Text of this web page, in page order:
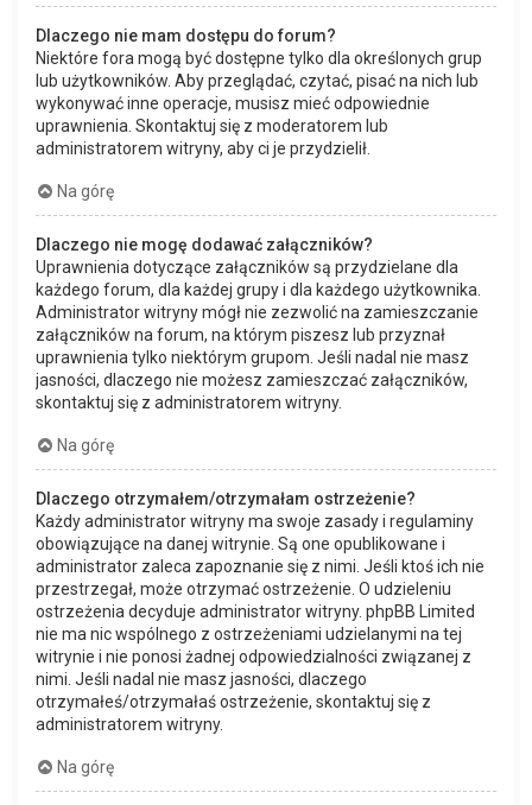
Dlaczego nie mam dostępu do forum?
Niektóre fora mogą być dostępne tylko dla określonych grup
lub użytkowników. Aby przeglądać, czytać, pisać na nich lub
wykonywać inne operacje, musisz mieć odpowiednie
uprawnienia. Skontaktuj się z moderatorem lub
administratorem witryny, aby ci je przydzielił.
Na górę
Dlaczego nie mogę dodawać załączników?
Uprawnienia dotyczące załączników są przydzielane dla
każdego forum, dla każdej grupy i dla każdego użytkownika.
Administrator witryny mógł nie zezwolić na zamieszczanie
załączników na forum, na którym piszesz lub przyznał
uprawnienia tylko niektórym grupom. Jeśli nadal nie masz
jasności, dlaczego nie możesz zamieszczać załączników,
skontaktuj się z administratorem witryny.
Na górę
Dlaczego otrzymałem/otrzymałam ostrzeżenie?
Każdy administrator witryny ma swoje zasady i regulaminy
obowiązujące na danej witrynie. Są one opublikowane i
administrator zaleca zapoznanie się z nimi. Jeśli ktoś ich nie
przestrzegał, może otrzymać ostrzeżenie. O udzieleniu
ostrzeżenia decyduje administrator witryny. phpBB Limited
nie ma nic wspólnego z ostrzeżeniami udzielanymi na tej
witrynie i nie ponosi żadnej odpowiedzialności związanej z
nimi. Jeśli nadal nie masz jasności, dlaczego
otrzymałeś/otrzymałaś ostrzeżenie, skontaktuj się z
administratorem witryny.
Na górę